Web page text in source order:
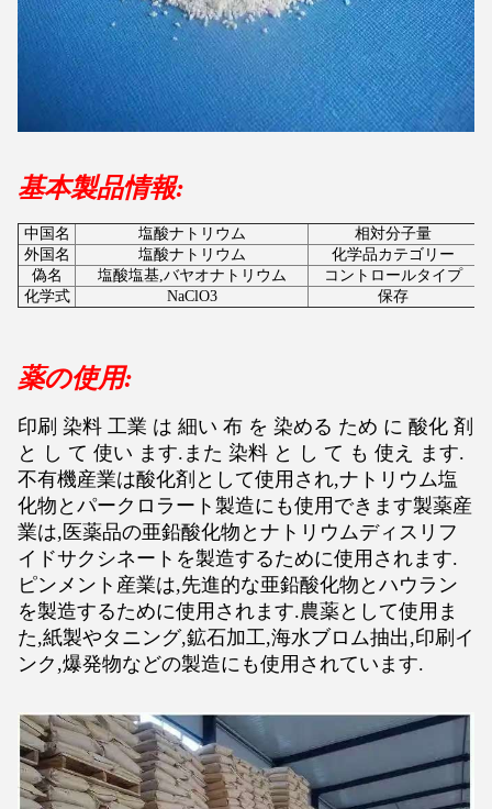
基本製品情報:
中国名 塩酸ナトリウム
相対分子量
外国名
塩酸ナトリウム
化学品カテゴリー
偽名
塩酸塩基,バヤオナトリウム
コントロールタイプ
化学式
NaClO3 保存
薬の使用:
印刷 染料 工業 は 細い 布 を 染める ため に 酸化 剤
と し て 使い ます.また 染料 と し て も 使え ます.
不有機産業は酸化剤として使用され,ナトリウム塩
化物とパークロラート製造にも使用できます製薬産
業は,医薬品の亜鉛酸化物とナトリウムディスリフ
イドサクシネートを製造するために使用されます.
ピンメント産業は,先進的な亜鉛酸化物とハウラン
を製造するために使用されます.農薬として使用ま
た,紙製やタニング,鉱石加工,海水ブロム抽出,印刷イ
ンク,爆発物などの製造にも使用されています.